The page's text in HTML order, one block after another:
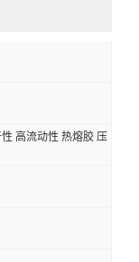
高流动性 热熔胶 压